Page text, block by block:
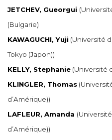
JETCHEV, Gueorgui
(Bulgarie)
KAWAGUCHI, Yuji (Université
Tokyo (Japon))
KELLY, Stephanie (Université
KLINGLER, Thomas
d’Amérique))
LAFLEUR, Amanda
d’Amérique))